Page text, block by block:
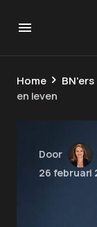
Home BN'ers
en leven
Door
26 februari